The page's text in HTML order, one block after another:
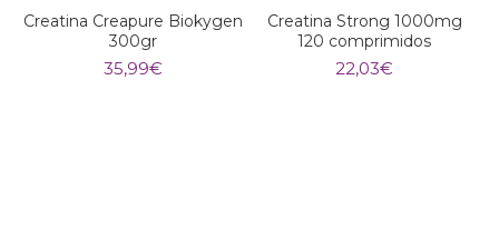
Creatina Creapure Biokygen
300gr
35,99€
Creatina Strong 1000mg
120 comprimidos
22,03€